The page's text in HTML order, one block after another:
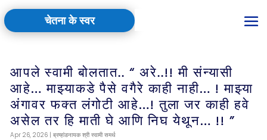
चेतना के स्वर
आपले स्वामी बोलतात.. “ अरे..!! मी संन्यासी
आहे… माझ्याकडे पैसे वगैरे काही नाही… ! माझ्या
अंगावर फक्त लंगोटी आहे…! तुला जर काही हवे
असेल तर हि माती घे आणि निघ येथून… !! ”
Apr 26, 2026| ब्रम्हांडनायक श्री स्वामी समर्थ